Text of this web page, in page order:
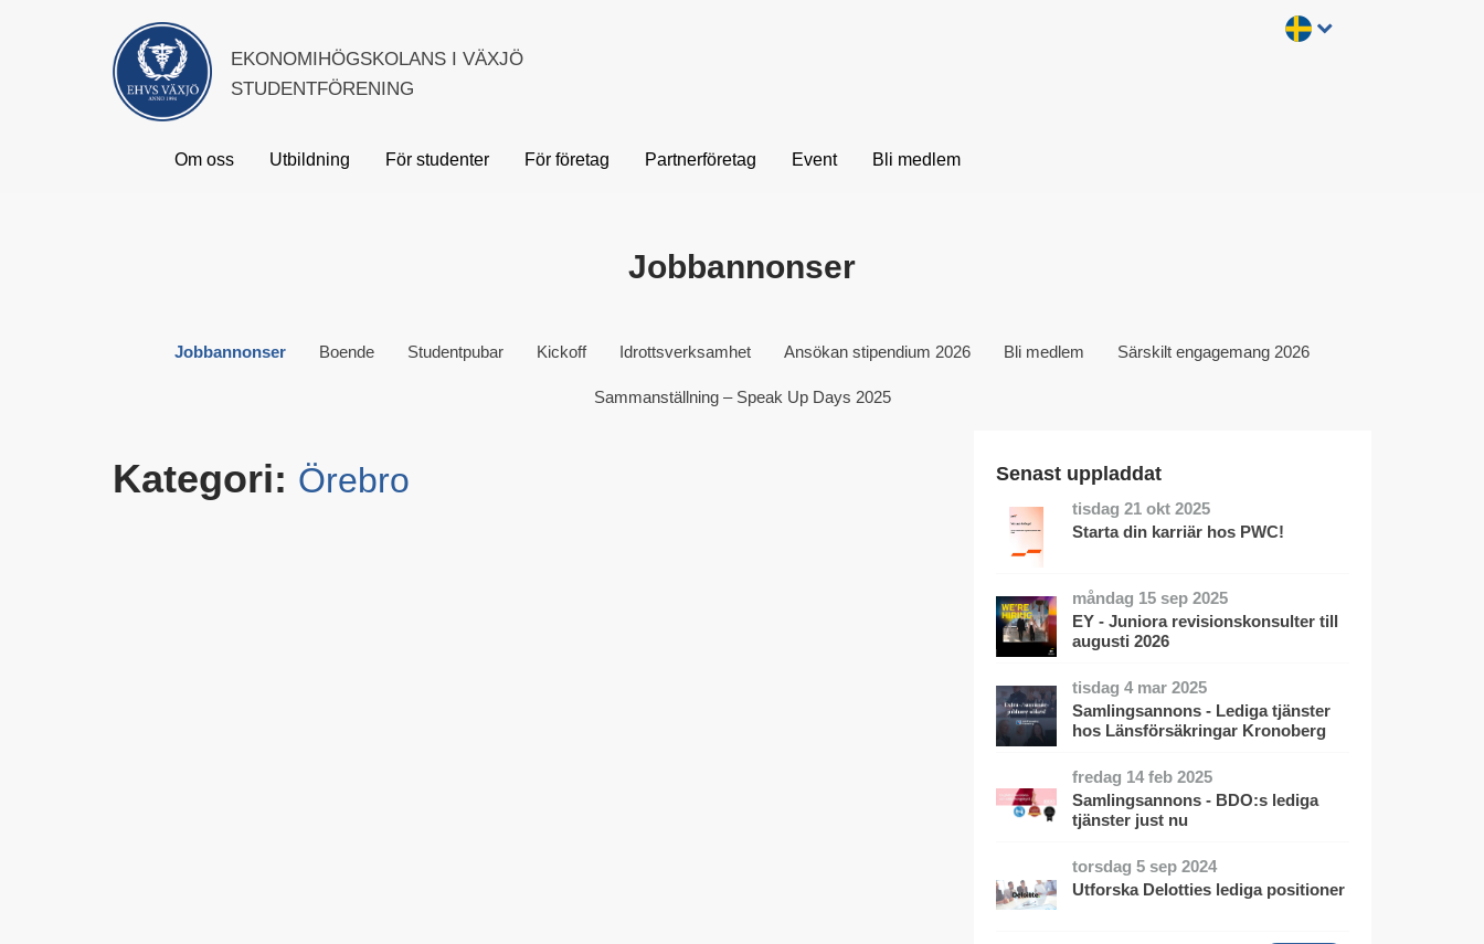
EKONOMIHÖGSKOLANS I VÄXJÖ
STUDENTFÖRENING
Om oss Utbildning För studenter För företag Partnerföretag Event Bli medlem
Jobbannonser
Jobbannonser Boende Studentpubar Kickoff Idrottsverksamhet Ansökan stipendium 2026 Bli medlem Särskilt engagemang 2026
Sammanställning – Speak Up Days 2025
Kategori: Örebro Senast uppladdat
tisdag 21 okt 2025
Starta din karriär hos PWC!
måndag 15 sep 2025
EY - Juniora revisionskonsulter till
augusti 2026
tisdag 4 mar 2025
Samlingsannons - Lediga tjänster
hos Länsförsäkringar Kronoberg
fredag 14 feb 2025
Samlingsannons - BDO:s lediga
tjänster just nu
torsdag 5 sep 2024
Utforska Delotties lediga positioner